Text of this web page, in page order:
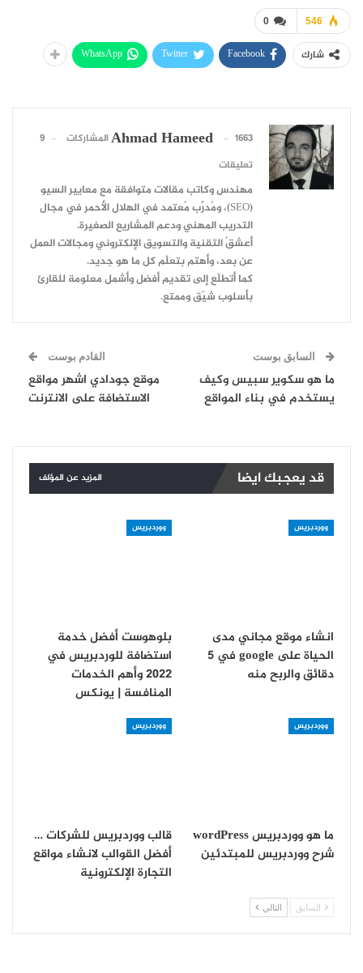
0 546
شارك Facebook
Twitter
WhatsApp
Ahmad Hameed 1663 المشاركات
9
تعليقات
مهندس وكاتب مقالات متوافقة مع معايير السيو
(SEO)، ومُدرِّب مُعتمد في الهلال الأحمر في مجال
التدريب المهني ودعم المشاريع الصغيرة.
أعشقُ التقنية والتسويق الإلكتروني ومجالات العمل
عن بعد، وأهتم بتعلّم كل ما هو جديد.
كما أتطلّع إلى تقديم أفضل وأشمل معلومة للقارئ
بأسلوب شيّق وممتع.
السابق بوست
ما هو سكوير سبيس وكيف
يستخدم في بناء المواقع
القادم بوست
موقع جودادي اشهر مواقع
الاستضافة على الانترنت
قد يعجبك ايضا المزيد عن المؤلف
ووردبريس
انشاء موقع مجاني مدى
الحياة على google في 5
دقائق والربح منه
ووردبريس
بلوهوست أفضل خدمة
استضافة للوردبريس في
2022 وأهم الخدمات
المنافسة | يونكس
ووردبريس
ما هو ووردبريس wordPress
شرح ووردبريس للمبتدئين
ووردبريس
قالب ووردبريس للشركات …
أفضل القوالب لانشاء مواقع
التجارة الإلكترونية
السابق التالي